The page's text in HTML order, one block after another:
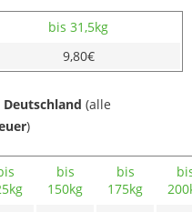
bis 31,5kg
9,80€
(alle
)
bis
150kg
bis
175kg